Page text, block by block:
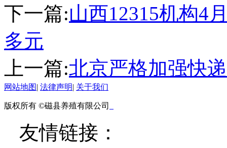
下一篇:山西12315机构4
多元
上一篇:北京严格加强快
网站地图| 法律声明| 关于我们
版权所有 ©磁县养殖有限公司
友情链接：